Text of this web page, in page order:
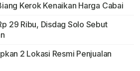
Kerok Kenaikan Harga Cabai
29 Ribu, Disdag Solo Sebut
2 Lokasi Resmi Penjualan